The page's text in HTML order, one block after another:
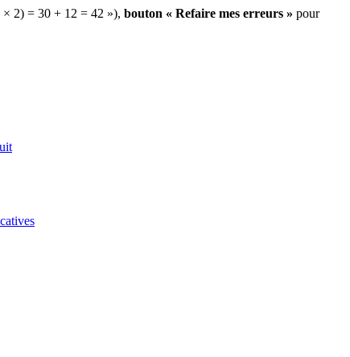
× 2) = 30 + 12 = 42 »), bouton « Refaire mes erreurs » pour